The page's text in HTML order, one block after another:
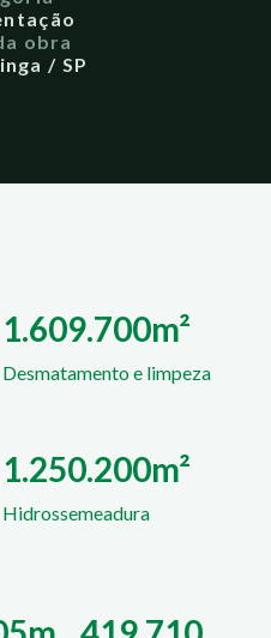
obra
/ SP
1.609.700m²
Desmatamento e limpeza
1.250.200m²
Hidrossemeadura